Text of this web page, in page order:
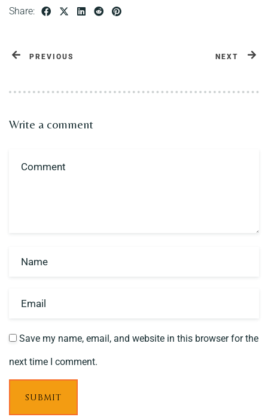
Share:
PREVIOUS NEXT
Write a comment
Save my name, email, and website in this browser for the
next time I comment.
SUBMIT